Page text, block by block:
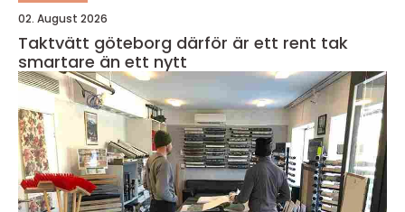
02. August 2026
Taktvätt göteborg därför är ett rent tak
smartare än ett nytt